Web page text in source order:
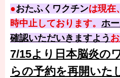
●おたふくワクチンは現在
時中止しております。 ホ
確認いただいきますよう
7/15より日本脳炎の
らの予約を再開いた